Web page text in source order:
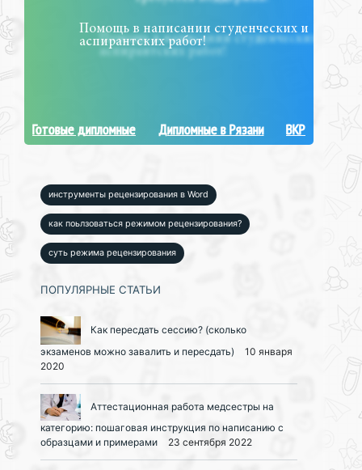
Помощь в написании студенческих и
аспирантских работ!
Готовые дипломные Дипломные в Рязани ВКР
инструменты рецензирования в Word
как поьлзоваться режимом рецензирования?
суть режима рецензирования
ПОПУЛЯРНЫЕ СТАТЬИ
Как пересдать сессию? (сколько
экзаменов можно завалить и пересдать)
10 января
2020
Аттестационная работа медсестры на
категорию: пошаговая инструкция по написанию с
образцами и примерами
23 сентября 2022